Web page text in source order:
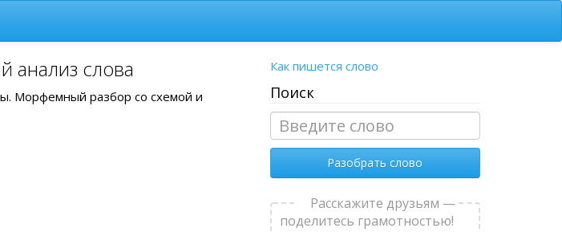
анализ слова
Морфемный разбор со схемой и
Как пишется слово
Поиск
Разобрать слово
Расскажите друзьям —
поделитесь грамотностью!